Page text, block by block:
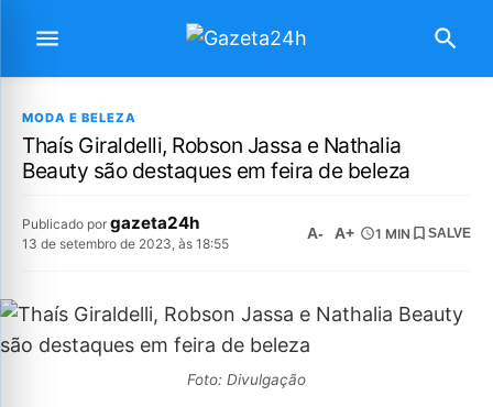
MODA E BELEZA
Thaís Giraldelli, Robson Jassa e Nathalia
Beauty são destaques em feira de beleza
Publicado por gazeta24h
13 de setembro de 2023, às 18:55
A- A+ 1 MIN SALVE
Foto: Divulgação